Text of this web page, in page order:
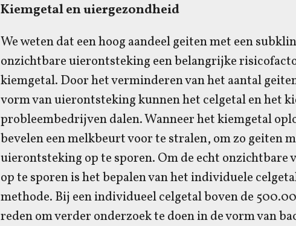
Kiemgetal en uiergezondheid
We weten dat een hoog aandeel geiten met een
onzichtbare uierontsteking een belangrijke
kiemgetal. Door het verminderen van het aantal
vorm van uierontsteking kunnen het celgetal en het
probleembedrijven dalen. Wanneer het kiemgetal
bevelen een melkbeurt voor te stralen, om zo geiten
uierontsteking op te sporen. Om de echt onzichtbare
op te sporen is het bepalen van het individuele
methode. Bij een individueel celgetal boven de
reden om verder onderzoek te doen in de vorm van